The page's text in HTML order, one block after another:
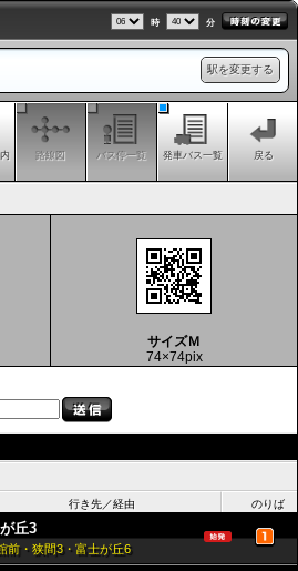
時 分
駅を変更する
路線図 バス停一覧 発車バス一覧 戻る
サイズＭ
74×74pix
行き先／経由 のりば
丘3
前・狭間3・富士が丘6